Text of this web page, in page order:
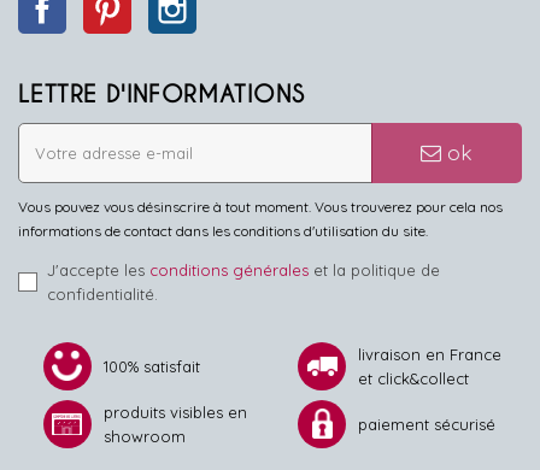
LETTRE D'INFORMATIONS
ok
Vous pouvez vous désinscrire à tout moment. Vous trouverez pour cela nos
informations de contact dans les conditions d'utilisation du site.
J'accepte les conditions générales et la politique de
confidentialité.
100% satisfait
livraison en France
et click&collect
produits visibles en
showroom
paiement sécurisé